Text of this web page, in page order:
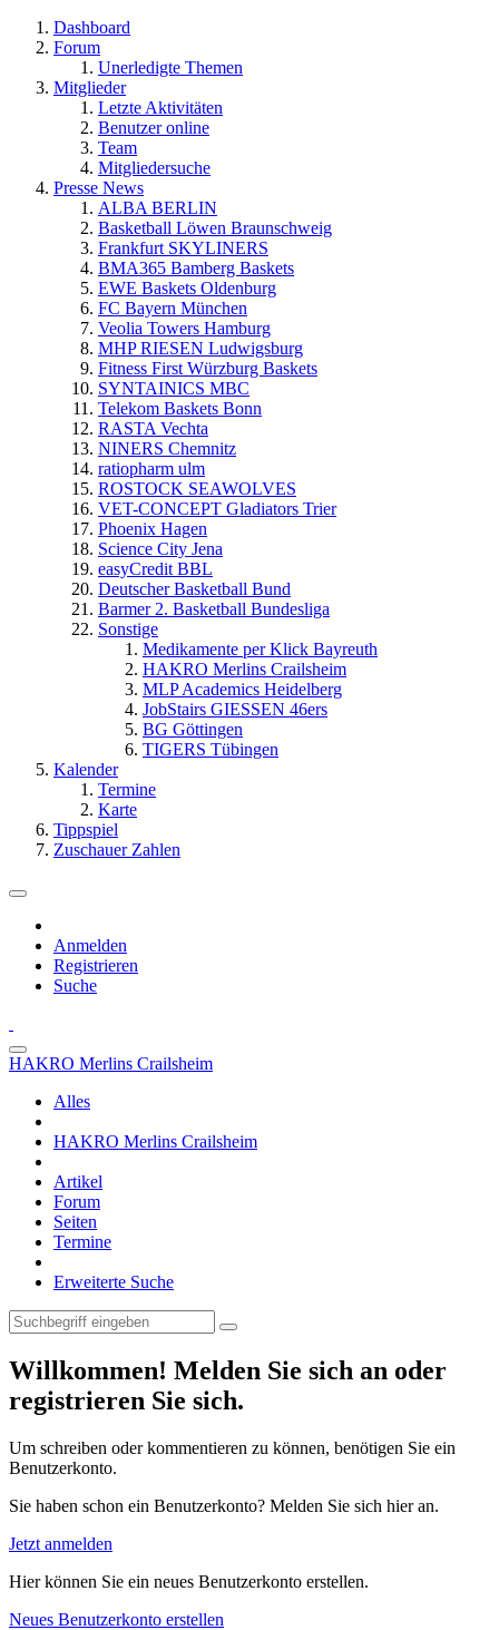
Dashboard
Forum
Unerledigte Themen
Mitglieder
Letzte Aktivitäten
Benutzer online
Team
Mitgliedersuche
Presse News
ALBA BERLIN
Basketball Löwen Braunschweig
Frankfurt SKYLINERS
BMA365 Bamberg Baskets
EWE Baskets Oldenburg
FC Bayern München
Veolia Towers Hamburg
MHP RIESEN Ludwigsburg
Fitness First Würzburg Baskets
SYNTAINICS MBC
Telekom Baskets Bonn
RASTA Vechta
NINERS Chemnitz
ratiopharm ulm
ROSTOCK SEAWOLVES
VET-CONCEPT Gladiators Trier
Phoenix Hagen
Science City Jena
easyCredit BBL
Deutscher Basketball Bund
Barmer 2. Basketball Bundesliga
Sonstige
Medikamente per Klick Bayreuth
HAKRO Merlins Crailsheim
MLP Academics Heidelberg
JobStairs GIESSEN 46ers
BG Göttingen
TIGERS Tübingen
Kalender
Termine
Karte
Tippspiel
Zuschauer Zahlen
Anmelden
Registrieren
Suche
HAKRO Merlins Crailsheim
Alles
HAKRO Merlins Crailsheim
Artikel
Forum
Seiten
Termine
Erweiterte Suche
Willkommen! Melden Sie sich an oder
registrieren Sie sich.
Um schreiben oder kommentieren zu können, benötigen Sie ein
Benutzerkonto.
Sie haben schon ein Benutzerkonto? Melden Sie sich hier an.
Jetzt anmelden
Hier können Sie ein neues Benutzerkonto erstellen.
Neues Benutzerkonto erstellen